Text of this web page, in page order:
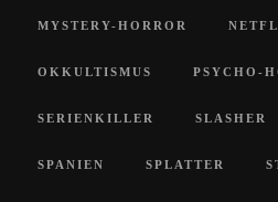
MYSTERY-HORROR
OKKULTISMUS PSYCHO-
SERIENKILLER SLASHER
SPANIEN SPLATTER